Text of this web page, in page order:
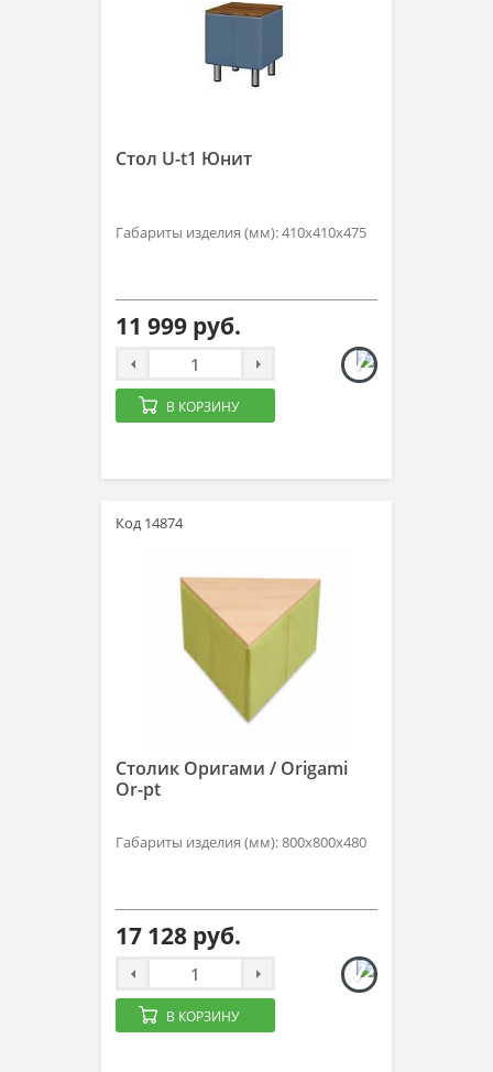
Стол U-t1 Юнит
Габариты изделия (мм): 410х410х475
11 999 руб.
В КОРЗИНУ
Код 14874
Столик Оригами / Origami
Or-pt
Габариты изделия (мм): 800х800х480
17 128 руб.
В КОРЗИНУ